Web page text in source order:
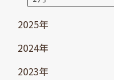
2025年
2024年
2023年